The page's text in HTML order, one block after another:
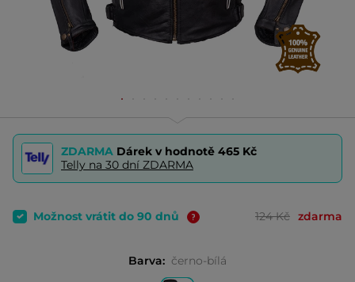
ZDARMA Dárek v hodnotě 465 Kč
Telly na 30 dní ZDARMA
Možnost vrátit do 90 dnů 124 Kč zdarma
Barva: černo-bílá